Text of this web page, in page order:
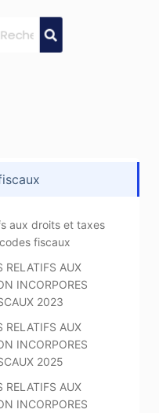
aux droits et taxes
fiscaux
RELATIFS AUX
INCORPORES
2023
RELATIFS AUX
INCORPORES
2025
RELATIFS AUX
INCORPORES